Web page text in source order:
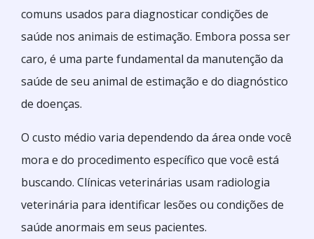
comuns usados para diagnosticar condições de
saúde nos animais de estimação. Embora possa ser
caro, é uma parte fundamental da manutenção da
saúde de seu animal de estimação e do diagnóstico
de doenças.
O custo médio varia dependendo da área onde você
mora e do procedimento específico que você está
buscando. Clínicas veterinárias usam radiologia
veterinária para identificar lesões ou condições de
saúde anormais em seus pacientes.